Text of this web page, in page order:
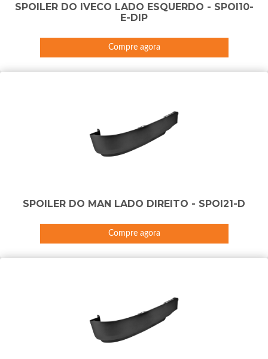
SPOILER DO IVECO LADO ESQUERDO - SPOI10-
E-DIP
Compre agora
SPOILER DO MAN LADO DIREITO - SPOI21-D
Compre agora